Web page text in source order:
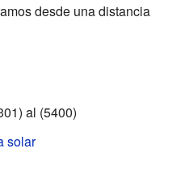
desde una distancia
al (5400)
solar